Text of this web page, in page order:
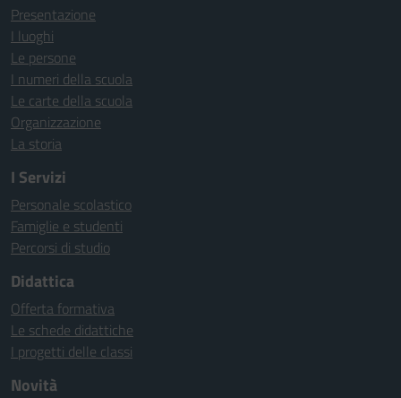
Presentazione
I luoghi
Le persone
I numeri della scuola
Le carte della scuola
Organizzazione
La storia
I Servizi
Personale scolastico
Famiglie e studenti
Percorsi di studio
Didattica
Offerta formativa
Le schede didattiche
I progetti delle classi
Novità